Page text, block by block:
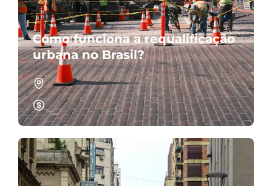
Como funciona a requalificação
urbana no Brasil?